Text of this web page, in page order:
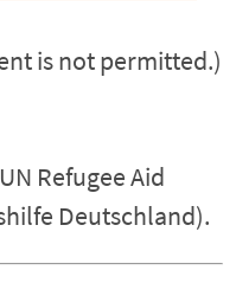
is not permitted.)
Refugee Aid
Deutschland).